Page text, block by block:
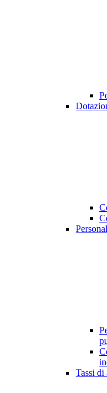
Tassi di